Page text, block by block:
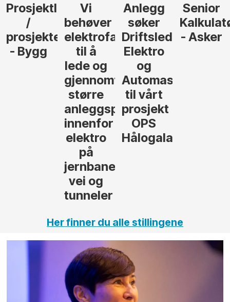
Prosjektleder
/
prosjekteringsleder
- Bygg
Vi
behøver
elektrofagfolk
til å
lede og
gjennomføre
større
anleggsprosjekter
innenfor
elektro
på
jernbane,
vei og
tunneler
Anlegg
søker
Driftsleder
Elektro
og
Automasjon
til vårt
prosjekt
OPS
Senior
- Asker
Her finner du alle stillingene